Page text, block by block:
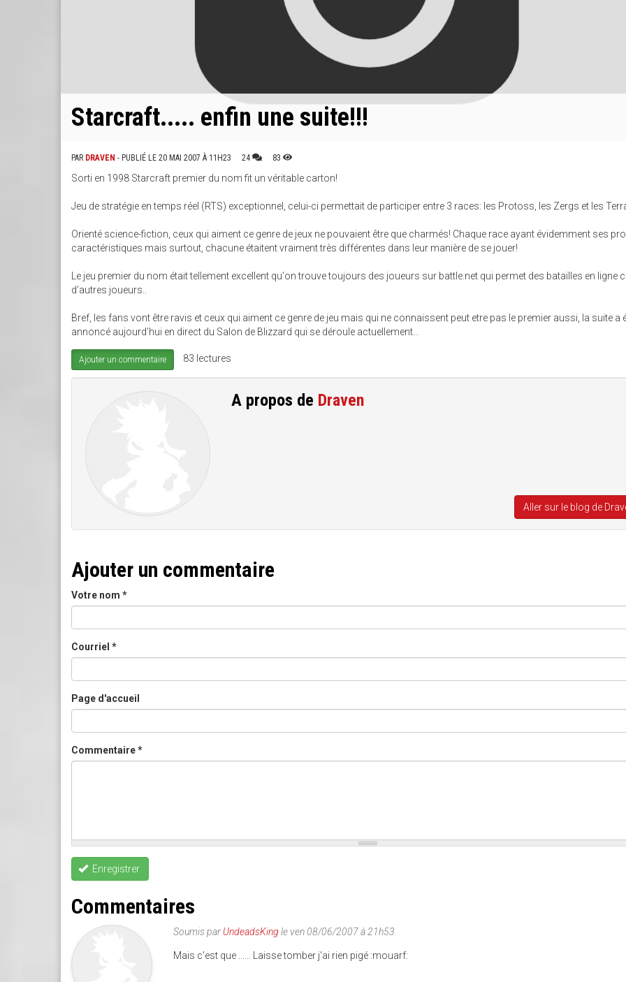
Starcraft..... enfin une suite!!!
PAR DRAVEN - PUBLIÉ LE 20 MAI 2007 À 11H23 24 83
Sorti en 1998 Starcraft premier du nom fit un véritable carton!
Jeu de stratégie en temps réel (RTS) exceptionnel, celui-ci permettait de participer entre 3 races: les Protoss, les Zergs et les
Orienté science-fiction, ceux qui aiment ce genre de jeux ne pouvaient être que charmés! Chaque race ayant évidemment ses
caractéristiques mais surtout, chacune étaitent vraiment très différentes dans leur manière de se jouer!
Le jeu premier du nom était tellement excellent qu'on trouve toujours des joueurs sur battle.net qui permet des batailles en ligne
d'autres joueurs..
Bref, les fans vont être ravis et ceux qui aiment ce genre de jeu mais qui ne connaissent peut etre pas le premier aussi, la suite a
annoncé aujourd'hui en direct du Salon de Blizzard qui se déroule actuellement...
Ajouter un commentaire 83 lectures
A propos de Draven
Aller sur le blog de
Ajouter un commentaire
Votre nom *
Courriel *
Page d'accueil
Commentaire*
Enregistrer
Commentaires
Soumis par UndeadsKing le ven 08/06/2007 à 21h53
Mais c'est que ...... Laisse tomber j'ai rien pigé :mouarf: